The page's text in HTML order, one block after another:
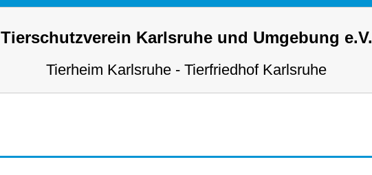
Tierschutzverein Karlsruhe und Umgebung e.V.
Tierheim Karlsruhe - Tierfriedhof Karlsruhe